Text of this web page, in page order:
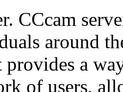
CCcam
around
a
of users,